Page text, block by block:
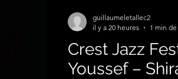
Crest Jazz
Youssef –
guillaumeletallec2
il y a 20 heures
1 min